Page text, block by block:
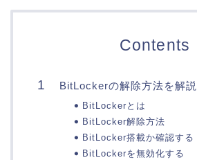
Contents
BitLockerの解除方法を解説
BitLockerとは
BitLocker解除方法
BitLocker搭載か確認する
BitLockerを無効化する